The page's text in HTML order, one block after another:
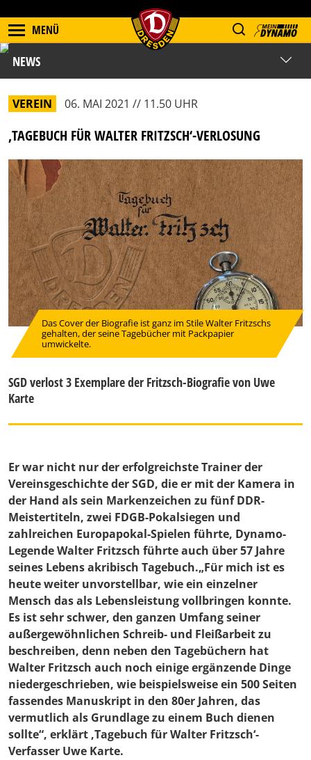
MENÜ
NEWS
VEREIN 06. MAI 2021 // 11.50 UHR
‚TAGEBUCH FÜR WALTER FRITZSCH‘-VERLOSUNG
Das Cover der Biografie ist ganz im Stile Walter Fritzschs
gehalten, der seine Tagebücher mit Packpapier
umwickelte.
SGD verlost 3 Exemplare der Fritzsch-Biografie von Uwe
Karte
Er war nicht nur der erfolgreichste Trainer der
Vereinsgeschichte der SGD, die er mit der Kamera in
der Hand als sein Markenzeichen zu fünf DDR-
Meistertiteln, zwei FDGB-Pokalsiegen und
zahlreichen Europapokal-Spielen führte, Dynamo-
Legende Walter Fritzsch führte auch über 57 Jahre
seines Lebens akribisch Tagebuch.„Für mich ist es
heute weiter unvorstellbar, wie ein einzelner
Mensch das als Lebensleistung vollbringen konnte.
Es ist sehr schwer, den ganzen Umfang seiner
außergewöhnlichen Schreib- und Fleißarbeit zu
beschreiben, denn neben den Tagebüchern hat
Walter Fritzsch auch noch einige ergänzende Dinge
niedergeschrieben, wie beispielsweise ein 500 Seiten
fassendes Manuskript in den 80er Jahren, das
vermutlich als Grundlage zu einem Buch dienen
sollte“, erklärt ‚Tagebuch für Walter Fritzsch‘-
Verfasser Uwe Karte.